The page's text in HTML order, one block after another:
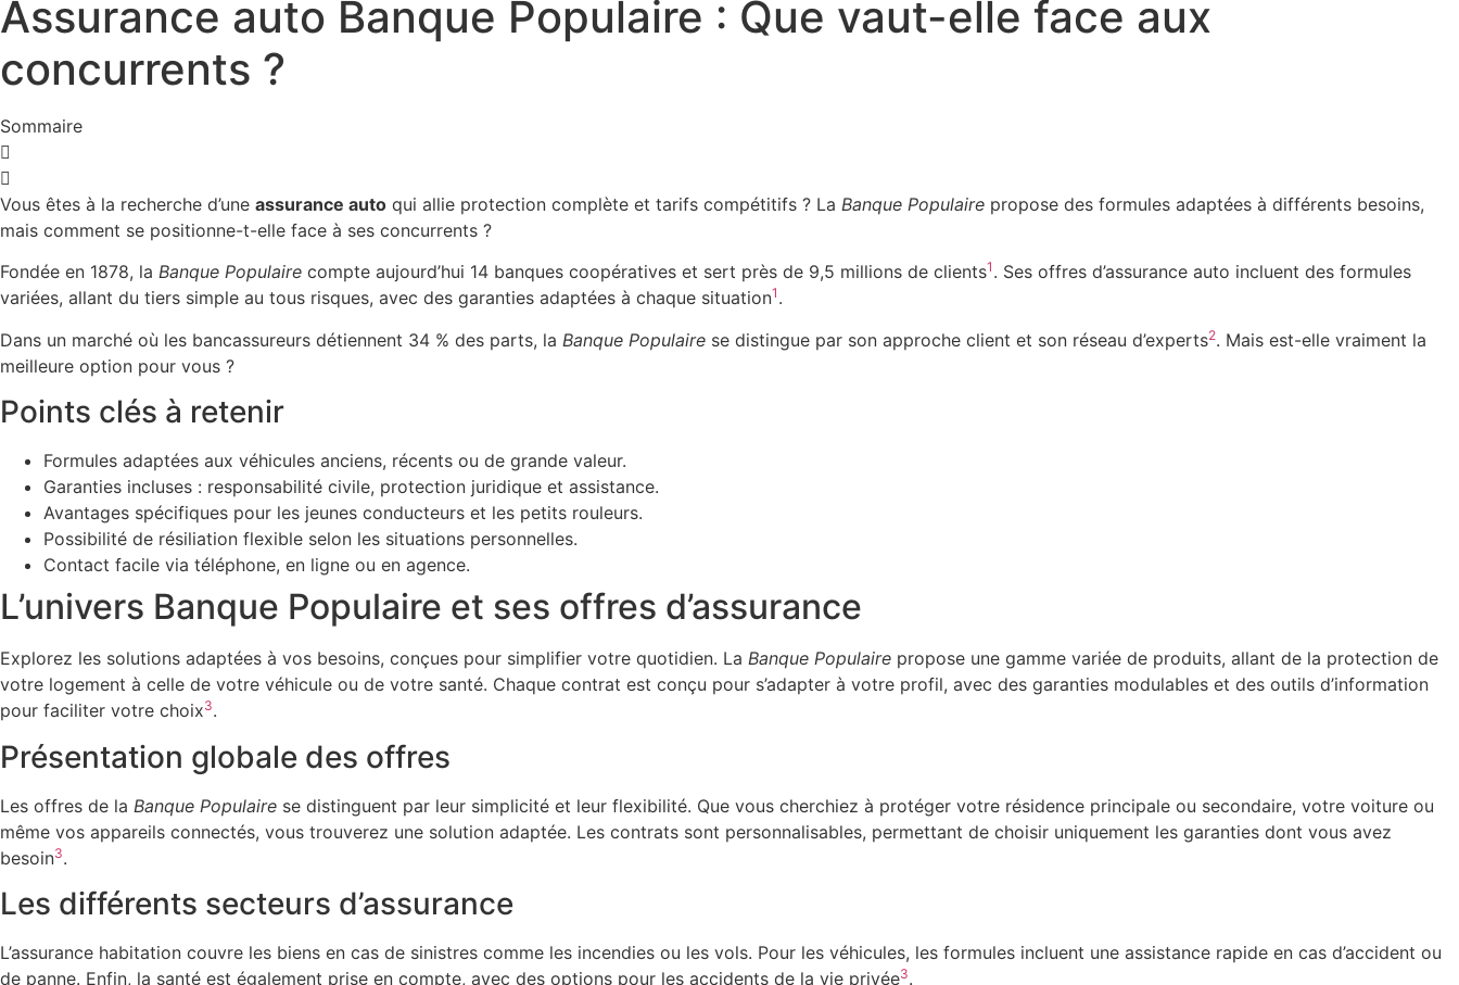
Assurance auto Banque Populaire : Que vaut-elle face aux
concurrents ?
Sommaire
Vous êtes à la recherche d’une assurance auto qui allie protection complète et tarifs compétitifs ? La Banque Populaire propose des formules adaptées à différents besoins,
mais comment se positionne-t-elle face à ses concurrents ?
Fondée en 1878, la Banque Populaire compte aujourd’hui 14 banques coopératives et sert près de 9,5 millions de clients1 . Ses offres d’assurance auto incluent des formules
variées, allant du tiers simple au tous risques, avec des garanties adaptées à chaque situation1 .
Dans un marché où les bancassureurs détiennent 34 % des parts, la Banque Populaire se distingue par son approche client et son réseau d’experts2. Mais est-elle vraiment la
meilleure option pour vous ?
Points clés à retenir
Formules adaptées aux véhicules anciens, récents ou de grande valeur.
Garanties incluses : responsabilité civile, protection juridique et assistance.
Avantages spécifiques pour les jeunes conducteurs et les petits rouleurs.
Possibilité de résiliation flexible selon les situations personnelles.
Contact facile via téléphone, en ligne ou en agence.
L’univers Banque Populaire et ses offres d’assurance
Explorez les solutions adaptées à vos besoins, conçues pour simplifier votre quotidien. La Banque Populaire propose une gamme variée de produits, allant de la protection de
votre logement à celle de votre véhicule ou de votre santé. Chaque contrat est conçu pour s’adapter à votre profil, avec des garanties modulables et des outils d’information
pour faciliter votre choix3.
Présentation globale des offres
Les offres de la Banque Populaire se distinguent par leur simplicité et leur flexibilité. Que vous cherchiez à protéger votre résidence principale ou secondaire, votre voiture ou
même vos appareils connectés, vous trouverez une solution adaptée. Les contrats sont personnalisables, permettant de choisir uniquement les garanties dont vous avez
besoin3.
Les différents secteurs d’assurance
L’assurance habitation couvre les biens en cas de sinistres comme les incendies ou les vols. Pour les véhicules, les formules incluent une assistance rapide en cas d’accident ou
de panne. Enfin, la santé est également prise en compte, avec des options pour les accidents de la vie privée3.